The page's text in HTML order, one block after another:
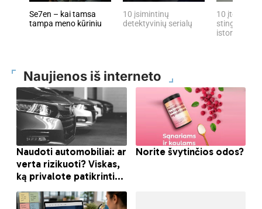
Se7en – kai tamsa
tampa meno kūriniu
10 įsimintinų
detektyvinių serialų
10 įtemptų,
stingdančių
istorijų
Naujienos iš interneto